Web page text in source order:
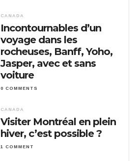
CANADA
Incontournables d’un
voyage dans les
rocheuses, Banff, Yoho,
Jasper, avec et sans
voiture
0 COMMENTS
CANADA
Visiter Montréal en plein
hiver, c’est possible ?
1 COMMENT